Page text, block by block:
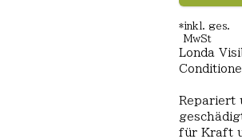
*inkl. ges.
MwSt
Londa
Repariert
für Kraft